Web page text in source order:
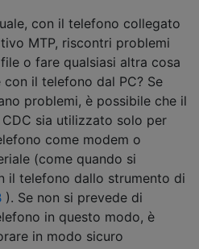
con il telefono collegato
MTP, riscontri problemi
o fare qualsiasi altra cosa
il telefono dal PC? Se
problemi, è possibile che il
sia utilizzato solo per
come modem o
(come quando si
il telefono dallo strumento di
). Se non si prevede di
in questo modo, è
in modo sicuro